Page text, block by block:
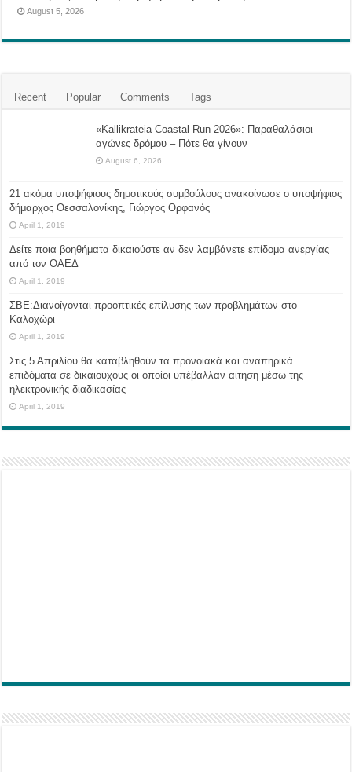
August 5, 2026
Recent Popular Comments Tags
«Kallikrateia Coastal Run 2026»: Παραθαλάσιοι
αγώνες δρόμου – Πότε θα γίνουν
August 6, 2026
21 ακόμα υποψήφιους δημοτικούς συμβούλους ανακοίνωσε ο υποψήφιος
δήμαρχος Θεσσαλονίκης, Γιώργος Ορφανός
April 1, 2019
Δείτε ποια βοηθήματα δικαιούστε αν δεν λαμβάνετε επίδομα ανεργίας
από τον ΟΑΕΔ
April 1, 2019
ΣΒΕ:Διανοίγονται προοπτικές επίλυσης των προβλημάτων στο
Καλοχώρι
April 1, 2019
Στις 5 Απριλίου θα καταβληθούν τα προνοιακά και αναπηρικά
επιδόματα σε δικαιούχους οι οποίοι υπέβαλλαν αίτηση μέσω της
ηλεκτρονικής διαδικασίας
April 1, 2019